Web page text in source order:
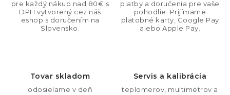
pre každý nákup nad 80€ s
DPH vytvorený cez náš
eshop s doručením na
Slovensko.
platby a doručenia pre vaše
pohodlie. Prijímame
platobné karty, Google Pay
alebo Apple Pay.
Tovar skladom
odosielame v deň
Servis a kalibrácia
teplomerov, multimetrov a